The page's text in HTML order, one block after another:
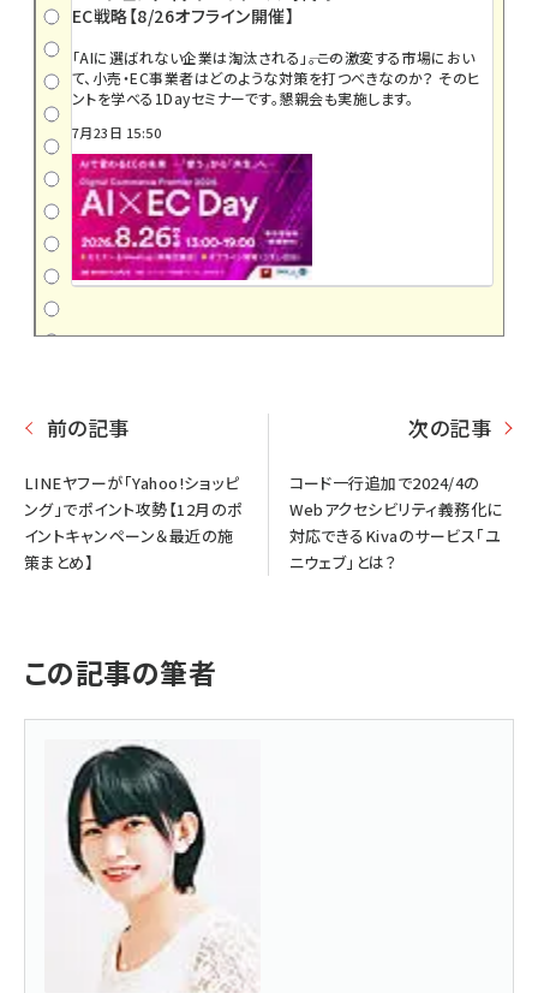
EC戦略【8/26オフライン開催】
「AIに選ばれない企業は淘汰される」――。この激変する市場におい
て、小売・EC事業者はどのような対策を打つべきなのか？ そのヒ
ントを学べる1Dayセミナーです。懇親会も実施します。
7月23日 15:50
前の記事
LINEヤフーが「Yahoo!ショッピ
ング」でポイント攻勢【12月のポ
イントキャンペーン＆最近の施
策まとめ】
次の記事
コード一行追加で2024/4の
Webアクセシビリティ義務化に
対応できるKivaのサービス「ユ
ニウェブ」とは？
この記事の筆者